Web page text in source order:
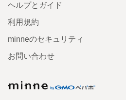
ヘルプとガイド
利用規約
minneのセキュリティ
お問い合わせ